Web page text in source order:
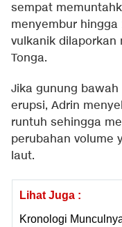
sempat
menyembur hingga
vulkanik dilaporkan
Tonga.
Jika gunung
erupsi, Adrin
runtuh sehingga
perubahan volume
laut.
Lihat Juga :
Kronologi